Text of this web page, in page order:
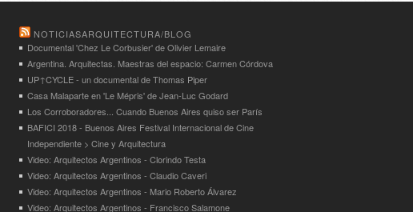
NOTICIASARQUITECTURA/BLOG
Documental 'Chez Le Corbusier' de Olivier Lemaire
Argentina. Arquitectas. Maestras del espacio: Carmen Córdova
UP↑CYCLE - un documental de Thomas Piper
Casa Malaparte en 'Le Mépris' de Jean-Luc Godard
Los Corroboradores... Cuando Buenos Aires quiso ser París
BAFICI 2018 - Buenos Aires Festival Internacional de Cine
Independiente > Cine y Arquitectura
Video: Arquitectos Argentinos - Clorindo Testa
Video: Arquitectos Argentinos - Claudio Caveri
Video: Arquitectos Argentinos - Mario Roberto Álvarez
Video: Arquitectos Argentinos - Francisco Salamone